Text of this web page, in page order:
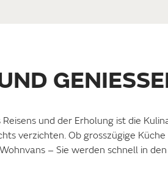
und der Erholung ist die
verzichten. Ob grosszügige
– Sie werden schnell in